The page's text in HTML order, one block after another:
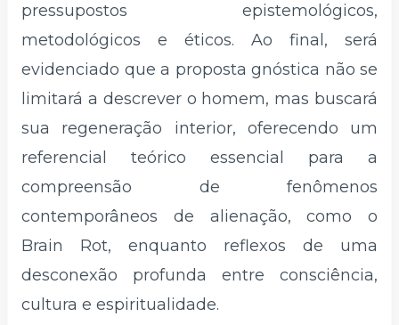
pressupostos epistemológicos,
metodológicos e éticos. Ao final, será
evidenciado que a proposta gnóstica não se
limitará a descrever o homem, mas buscará
sua regeneração interior, oferecendo um
referencial teórico essencial para a
compreensão de fenômenos
contemporâneos de alienação, como o
Brain Rot, enquanto reflexos de uma
desconexão profunda entre consciência,
cultura e espiritualidade.